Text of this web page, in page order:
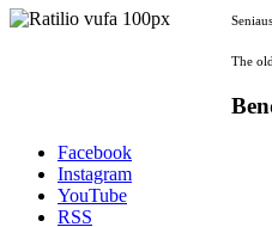
The
Facebook
Instagram
YouTube
RSS